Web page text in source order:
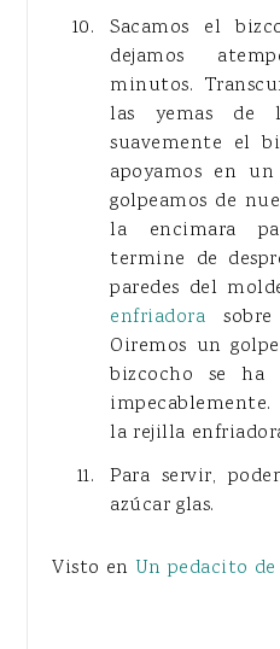
Sacamos el
dejamos
minutos.
las yemas de
suavemente el
apoyamos en
golpeamos de
la encimara
termine de
paredes del
enfriadora
Oiremos un
bizcocho se ha
la rejilla
Para servir,
azúcar glas.
Visto en Un pedacito